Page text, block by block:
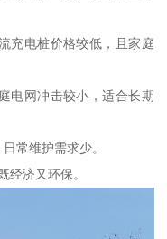
充电桩价格较低，且家庭
电网冲击较小，适合长期
常维护需求少。
经济又环保。